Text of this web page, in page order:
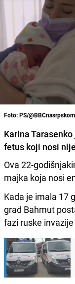
Foto: PS/
Karina
fetus koji nosi
Ova 22-
majka koja nosi
Kada je imala 17
grad Bahmut
fazi ruske